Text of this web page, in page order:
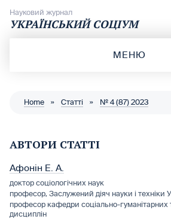
Науковий журнал
УКРАЇНСЬКИЙ СОЦІУМ
МЕНЮ
Home » Статті » № 4 (87) 2023
АВТОРИ СТАТТІ
Афонін Е. А.
доктор соціологічних наук
професор, Заслужений діяч науки і техніки
професор кафедри соціально-гуманітарних
дисциплін